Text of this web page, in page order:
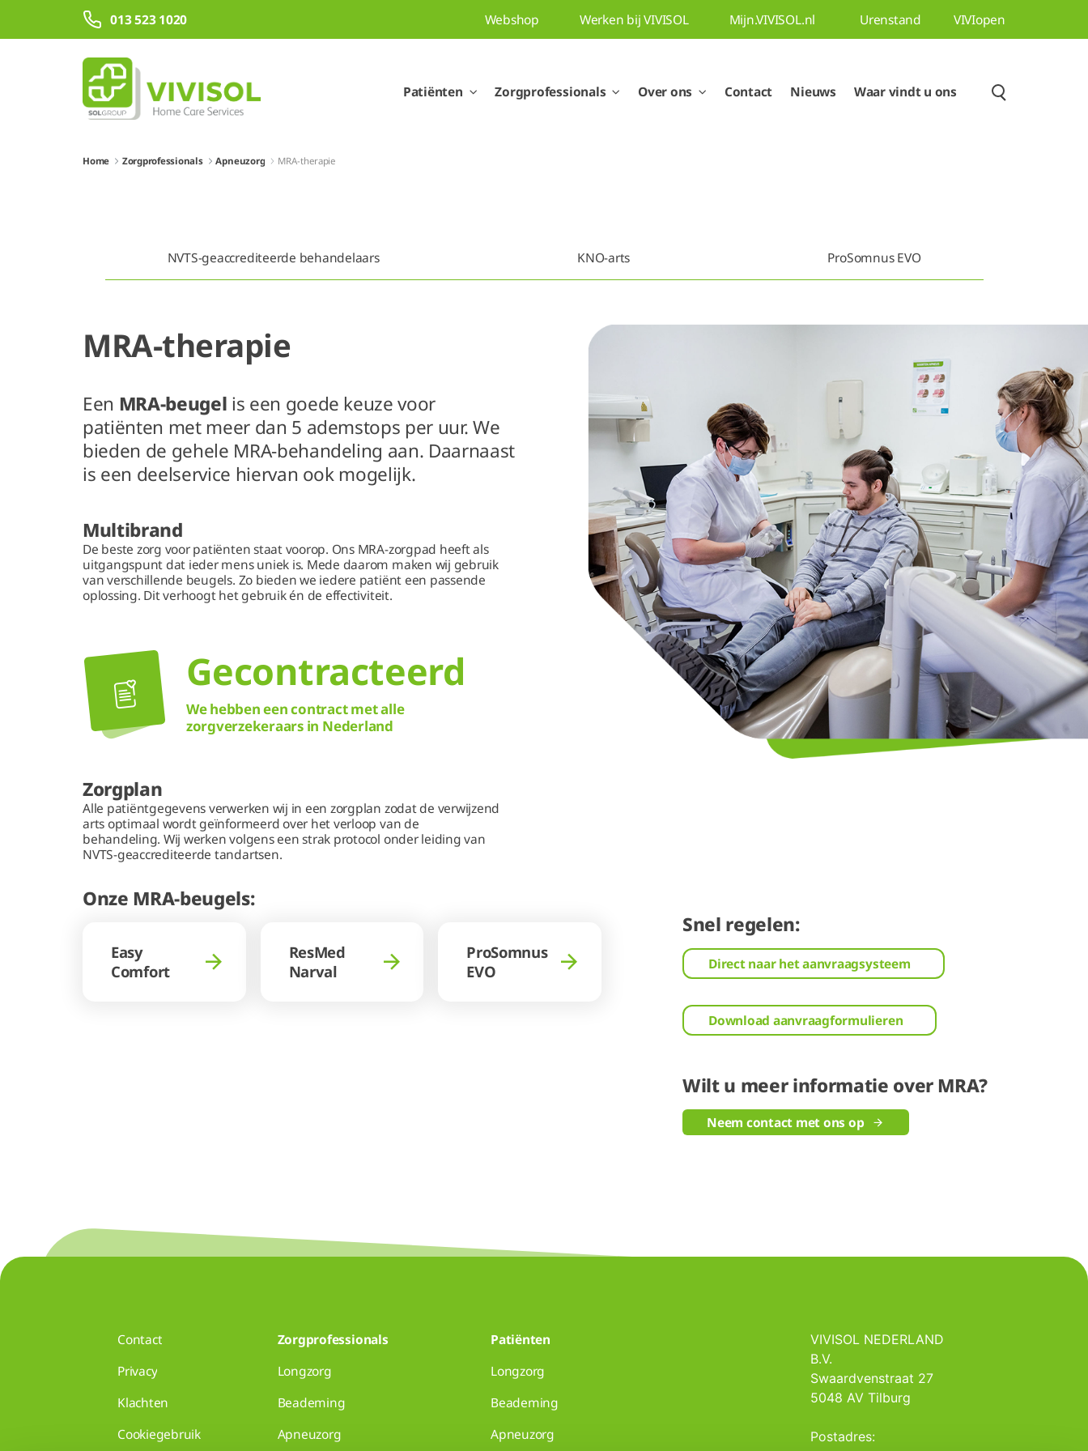
Overslaan en naar hoofdinhoud gaan
013 523 1020 Webshop Werken bij VIVISOL Mijn.VIVISOL.nl Urenstand VIVIopen
Patiënten Zorgprofessionals Over ons Contact Nieuws Waar vindt u ons
Home Zorgprofessionals Apneuzorg MRA-therapie
NVTS-geaccrediteerde behandelaars KNO-arts ProSomnus EVO
MRA-therapie
Een MRA-beugel is een goede keuze voor
patiënten met meer dan 5 ademstops per uur. We
bieden de gehele MRA-behandeling aan. Daarnaast
is een deelservice hiervan ook mogelijk.
Multibrand
De beste zorg voor patiënten staat voorop. Ons MRA-zorgpad heeft als
uitgangspunt dat ieder mens uniek is. Mede daarom maken wij gebruik
van verschillende beugels. Zo bieden we iedere patiënt een passende
oplossing. Dit verhoogt het gebruik én de effectiviteit.
Gecontracteerd
We hebben een contract met alle
zorgverzekeraars in Nederland
Zorgplan
Alle patiëntgegevens verwerken wij in een zorgplan zodat de verwijzend
arts optimaal wordt geïnformeerd over het verloop van de
behandeling. Wij werken volgens een strak protocol onder leiding van
NVTS-geaccrediteerde tandartsen.
Onze MRA-beugels:
Easy
Comfort
ResMed
Narval
ProSomnus
EVO
Snel regelen:
Direct naar het aanvraagsysteem
Download aanvraagformulieren
Wilt u meer informatie over MRA?
Neem contact met ons op
Contact
Privacy
Klachten
Cookiegebruik
Zorgprofessionals
Longzorg
Beademing
Apneuzorg
Patiënten
Longzorg
Beademing
Apneuzorg
VIVISOL NEDERLAND
B.V.
Swaardvenstraat 27
5048 AV Tilburg
Postadres: